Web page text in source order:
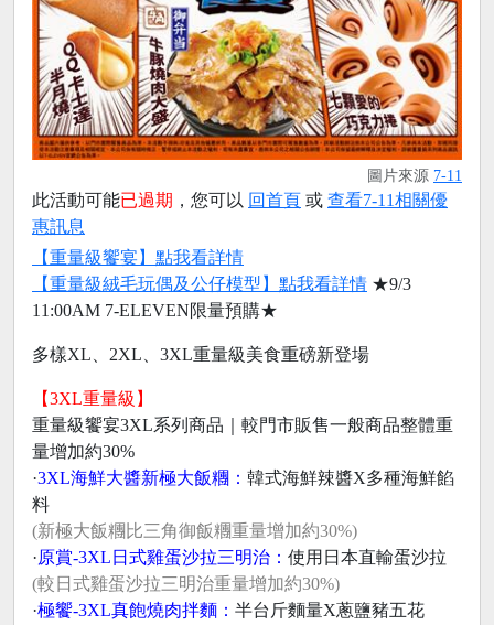
圖片來源 7-11
此活動可能已過期 ，您可以 回首頁 或 查看7-11相關優
惠訊息
【重量級饗宴】點我看詳情
【重量級絨毛玩偶及公仔模型】點我看詳情 ★9/3
11:00AM 7-ELEVEN限量預購★
多樣XL、2XL、3XL重量級美食重磅新登場
【3XL重量級】
重量級饗宴3XL系列商品｜較門市販售一般商品整體重
量增加約30%
·3XL海鮮大醬新極大飯糰： 韓式海鮮辣醬X多種海鮮餡
料
(新極大飯糰比三角御飯糰重量增加約30%)
·原賞-3XL日式雞蛋沙拉三明治： 使用日本直輸蛋沙拉
(較日式雞蛋沙拉三明治重量增加約30%)
·極饗-3XL真飽燒肉拌麵： 半台斤麵量X蔥鹽豬五花